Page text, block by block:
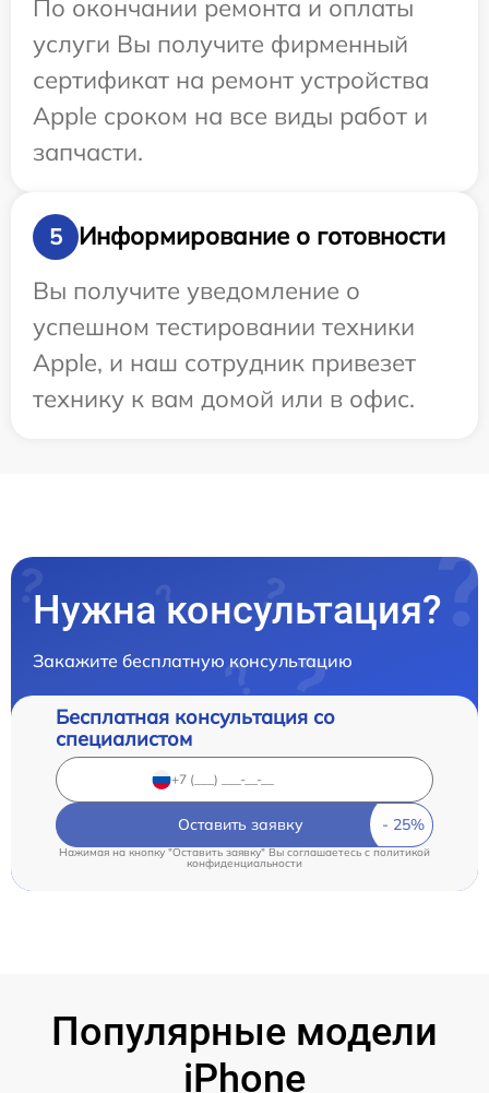
По окончании ремонта и оплаты
услуги Вы получите фирменный
сертификат на ремонт устройства
Apple сроком на все виды работ и
запчасти.
5
Информирование о готовности
Вы получите уведомление о
успешном тестировании техники
Apple, и наш сотрудник привезет
технику к вам домой или в офис.
Нужна консультация?
Закажите бесплатную консультацию
Бесплатная консультация со
специалистом
Оставить заявку
Нажимая на кнопку "Оставить заявку" Вы соглашаетесь cполитикой
конфиденциальности
Популярные модели
iPhone